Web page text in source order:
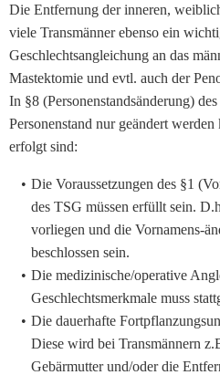
Die Entfernung der inneren,
viele Transmänner ebenso ein
Geschlechtsangleichung an das
Mastektomie und evtl. auch der
In §8 (Personenstandsänderung)
Personenstand nur geändert
erfolgt sind:
Die Voraussetzungen des §1
des TSG müssen erfüllt sein.
vorliegen und die Vornamens-
beschlossen sein.
Die medizinische/operative
Geschlechtsmerkmale muss
Die dauerhafte
Diese wird bei Transmännern
Gebärmutter und/oder die